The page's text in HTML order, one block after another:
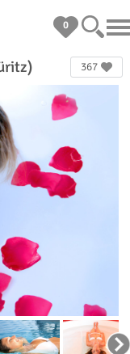
0
367